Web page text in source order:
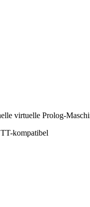
virtuelle Prolog-
kompatibel